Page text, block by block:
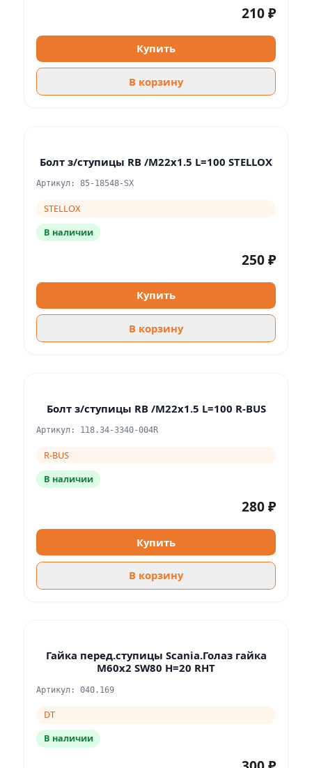
210 ₽
Купить
В корзину
Болт з/ступицы RB /M22x1.5 L=100 STELLOX
Артикул: 85-18548-SX
STELLOX
В наличии
250 ₽
Купить
В корзину
Болт з/ступицы RB /M22x1.5 L=100 R-BUS
Артикул: 118.34-3340-004R
R-BUS
В наличии
280 ₽
Купить
В корзину
Гайка перед.ступицы Scania.Голаз гайка
M60x2 SW80 H=20 RHT
Артикул: 040.169
DT
В наличии